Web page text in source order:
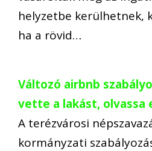
helyzetbe kerülhetnek,
ha a rövid…
Változó airbnb
vette a lakást, olvassa
A terézvárosi
kormányzati